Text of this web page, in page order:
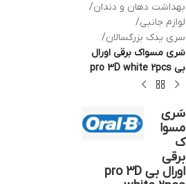
بهداشت دهان و دندان/
لوازم جانبی/
سری یدک بزرگسالان/
سَری مسواک برقی اورال
بی pro 3D white 2pcs
سَری
مسوا
ک
برقی
اورال بی pro 3D